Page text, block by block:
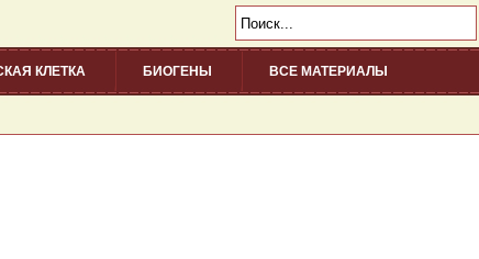
КЛЕТКА БИОГЕНЫ ВСЕ МАТЕРИАЛЫ